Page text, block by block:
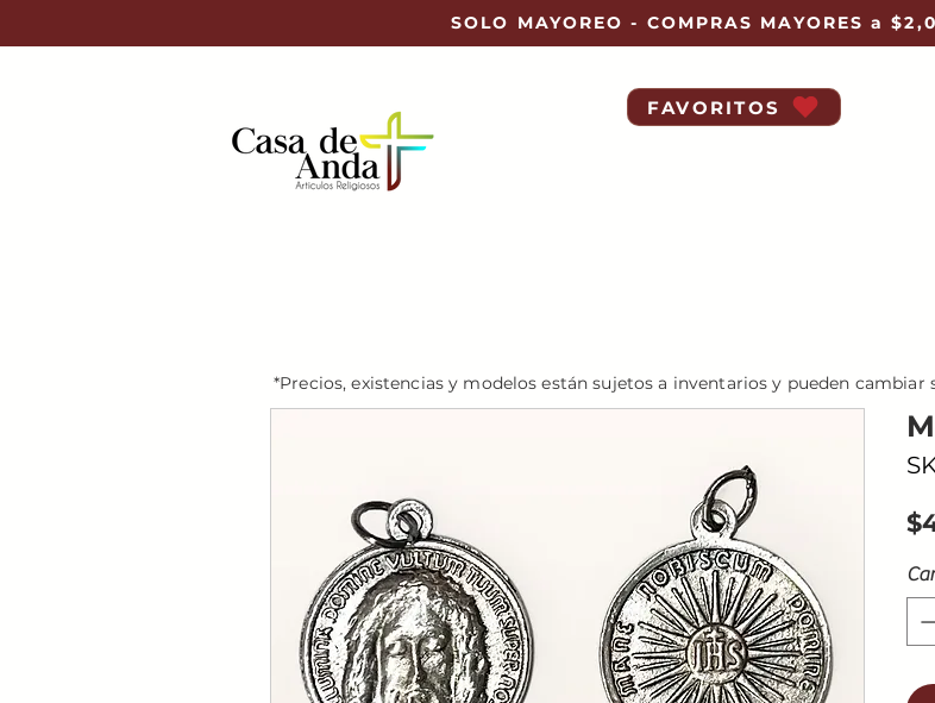
SOLO MAYOREO - COMPRAS MAYORES a
FAVORITOS
*Precios, existencias y modelos están sujetos a inventarios y pueden cambiar